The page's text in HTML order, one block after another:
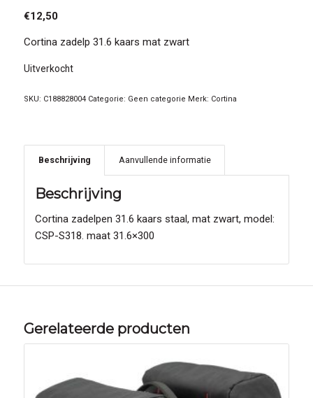
€12,50
Cortina zadelp 31.6 kaars mat zwart
Uitverkocht
SKU: C188828004 Categorie: Geen categorie Merk: Cortina
Beschrijving Aanvullende informatie
Beschrijving
Cortina zadelpen 31.6 kaars staal, mat zwart, model:
CSP-S318. maat 31.6×300
Gerelateerde producten